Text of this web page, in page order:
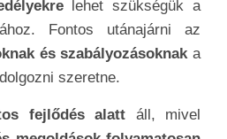
lehet szükségük a
Fontos utánajárni az
és szabályozásoknaka
szeretne.
fejlődés alatt áll, mivel